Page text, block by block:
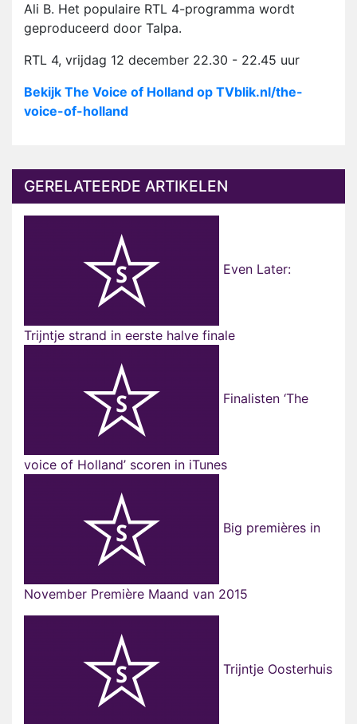
Ali B. Het populaire RTL 4-programma wordt
geproduceerd door Talpa.
RTL 4, vrijdag 12 december 22.30 - 22.45 uur
Bekijk The Voice of Holland op TVblik.nl/the-
voice-of-holland
GERELATEERDE ARTIKELEN
Even Later:
Trijntje strand in eerste halve finale
Finalisten ‘The
voice of Holland’ scoren in iTunes
Big premières in
November Première Maand van 2015
Trijntje Oosterhuis